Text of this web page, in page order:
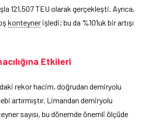
121,507 TEU olarak gerçekleşti. Ayrıca,
konteyner işledi; bu da %10’luk bir artışı
Etkileri
rekor hacim, doğrudan demiryolu
artırmıştır. Limandan demiryolu
sayısı, bu dönemde önemli ölçüde